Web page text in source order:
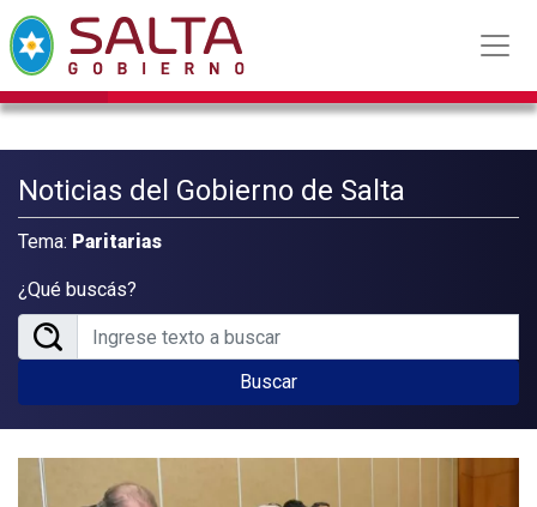
Noticias del Gobierno de Salta
Tema: Paritarias
¿Qué buscás?
Buscar